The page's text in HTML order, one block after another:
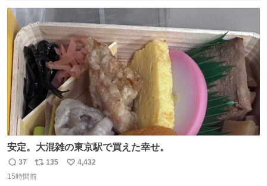
ト
数
安定。大混雑の東京駅で買えた幸せ。
返
信
37
リ
ポ
135
い
4,432
15時間前